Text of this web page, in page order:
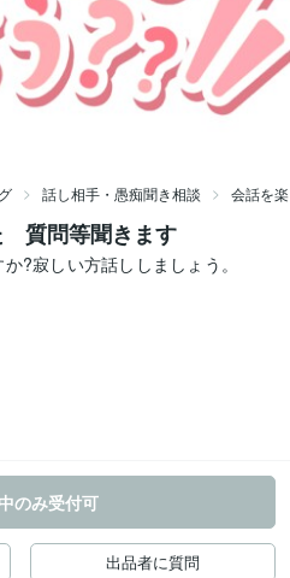
話し相手・愚痴聞き相談 会話を
質問等聞きます
?寂しい方話ししましょう。
のみ受付可
出品者に質問